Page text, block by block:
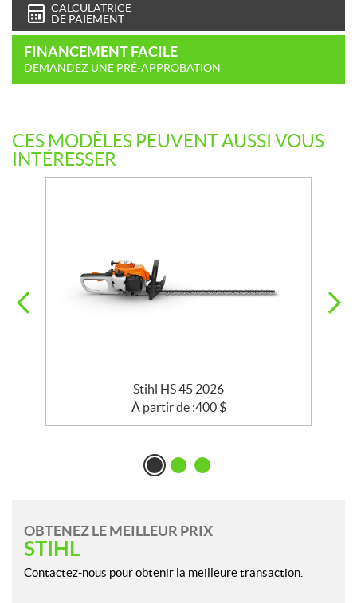
CALCULATRICE
DE PAIEMENT
FINANCEMENT FACILE
DEMANDEZ UNE PRÉ-APPROBATION
CES MODÈLES PEUVENT AUSSI VOUS
INTÉRESSER
Stihl HS 45 2026
À partir de :400 $
OBTENEZ LE MEILLEUR PRIX
STIHL
Contactez-nous pour obtenir la meilleure transaction.